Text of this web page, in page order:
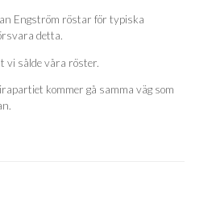
Engström röstar för typiska
detta.
vi sålde våra röster.
kommer gå samma väg som